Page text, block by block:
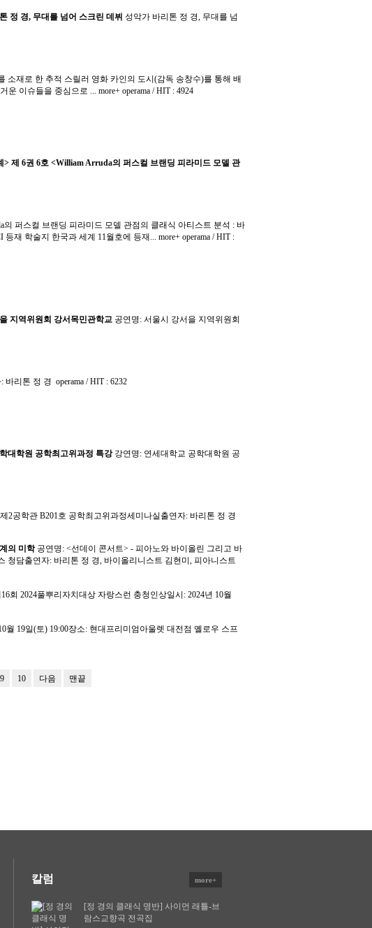
정 경, 무대를 넘어 스크린 데뷔 성악가 바리톤 정 경, 무대를 넘
소재로 한 추적 스릴러 영화 카인의 도시(감독 송창수)를 통해 배
운 이슈들을 중심으로 ... more+ operama / HIT : 4924
> 제 6권 6호 <William Arruda의 퍼스컬 브랜딩 피라미드 모델 관
퍼스컬 브랜딩 피라미드 모델 관점의 클래식 아티스트 분석 : 바
재 학술지 한국과 세계 11월호에 등재... more+ operama / HIT :
지역위원회 강서목민관학교 공연명: 서울시 강서을 지역위원회
바리톤 정 경 operama / HIT : 6232
대학원 공학최고위과정 특강 강연명: 연세대학교 공학대학원 공
2공학관 B201호 공학최고위과정세미나실출연자: 바리톤 정 경
의 미학 공연명: <선데이 콘서트> - 피아노와 바이올린 그리고 바
청담출연자: 바리톤 정 경, 바이올리니스트 김현미, 피아니스트
회 2024풀뿌리자치대상 자랑스런 충청인상일시: 2024년 10월
월 19일(토) 19:00장소: 현대프리미엄아울렛 대전점 옐로우 스프
9 10 다음 맨끝
칼럼 more+
[정 경의 클래식 명반] 사이먼 래틀-브
람스교향곡 전곡집